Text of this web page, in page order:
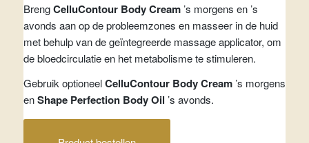
BrengCelluContour Body Cream’s morgens en ’s
avonds aan op de probleemzones en masseer in de huid
met behulp van de geïntegreerde massage applicator, om
de bloedcirculatie en het metabolisme te stimuleren.
Gebruik optioneelCelluContour Body Cream’s morgens
enShape Perfection Body Oil ’s avonds.